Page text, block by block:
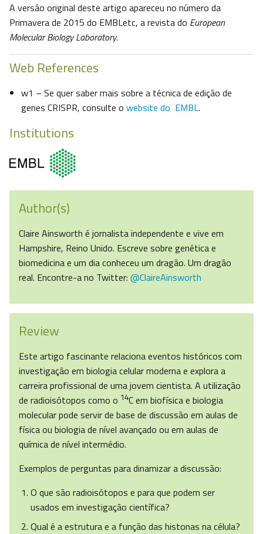
A versão original deste artigo apareceu no número da
Primavera de 2015 do EMBLetc, a revista do European
Molecular Biology Laboratory.
Web References
w1 – Se quer saber mais sobre a técnica de edição de
genes CRISPR, consulte o website do EMBL.
Institutions
Author(s)
Claire Ainsworth é jornalista independente e vive em
Hampshire, Reino Unido. Escreve sobre genética e
biomedicina e um dia conheceu um dragão. Um dragão
real. Encontre-a no Twitter: @ClaireAinsworth
Review
Este artigo fascinante relaciona eventos históricos com
investigação em biologia celular moderna e explora a
carreira profissional de uma jovem cientista. A utilização
de radioisótopos como o 14C em biofísica e biologia
molecular pode servir de base de discussão em aulas de
física ou biologia de nível avançado ou em aulas de
química de nível intermédio.
Exemplos de perguntas para dinamizar a discussão:
O que são radioisótopos e para que podem ser
usados em investigação científica?
Qual é a estrutura e a função das histonas na célula?